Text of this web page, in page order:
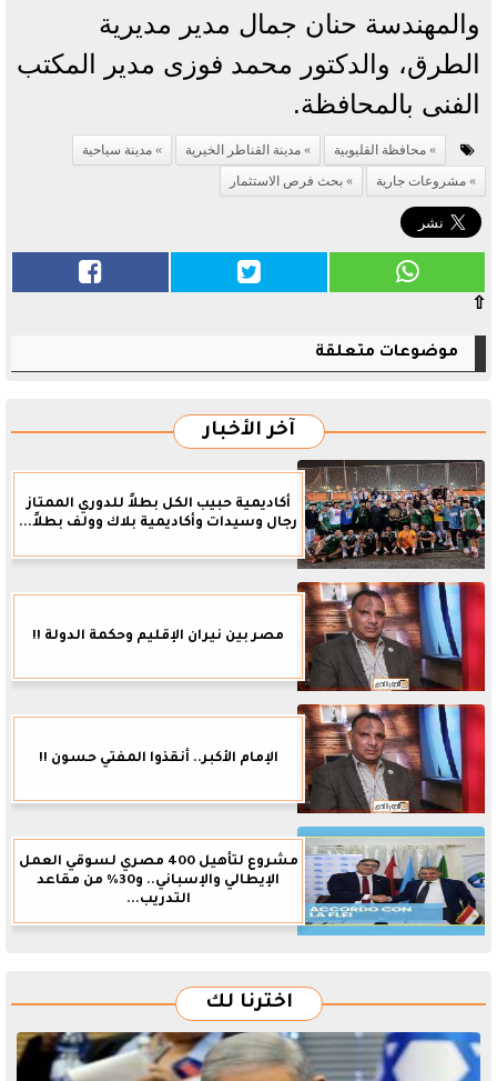
والمهندسة حنان جمال مدير مديرية
الطرق، والدكتور محمد فوزى مدير المكتب
الفنى بالمحافظة.
محافظة القليوبية مدينة القناطر الخيرية
مدينة سياحية
مشروعات جارية
بحث فرص الاستثمار
⇧
موضوعات متعلقة
آخر الأخبار
أكاديمية حبيب الكل بطلاً للدوري الممتاز
رجال وسيدات وأكاديمية بلاك وولف بطلاً...
مصر بين نيران الإقليم وحكمة الدولة !!
الإمام الأكبر.. أنقذوا المفتي حسون !!
مشروع لتأهيل 400 مصري لسوقي العمل
الإيطالي والإسباني.. و30% من مقاعد
التدريب...
اخترنا لك